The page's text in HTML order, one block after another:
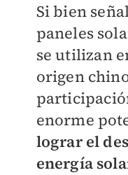
Si bien
paneles
se utilizan
origen
enorme
lograr el
energía